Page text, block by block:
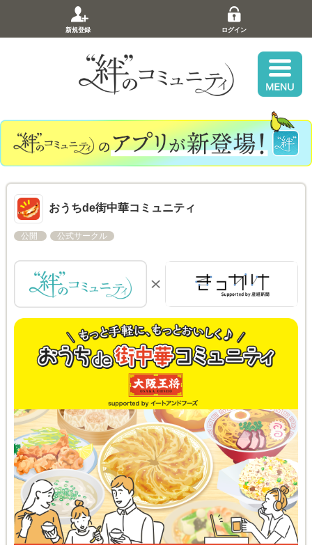
新規登録 ログイン
おうちde街中華コミュニティ
公開 公式サークル